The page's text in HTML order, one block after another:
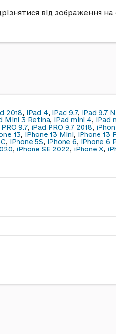
від зображення
2018, iPad 4, iPad 9.7, iPad 9.7
Mini 3 Retina, iPad mini 4, iPad
9.7, iPad PRO 9.7 2018,
13, iPhone 13 Mini, iPhone 13
, iPhone 5S, iPhone 6, iPhone 6
, iPhone SE 2022, iPhone X,